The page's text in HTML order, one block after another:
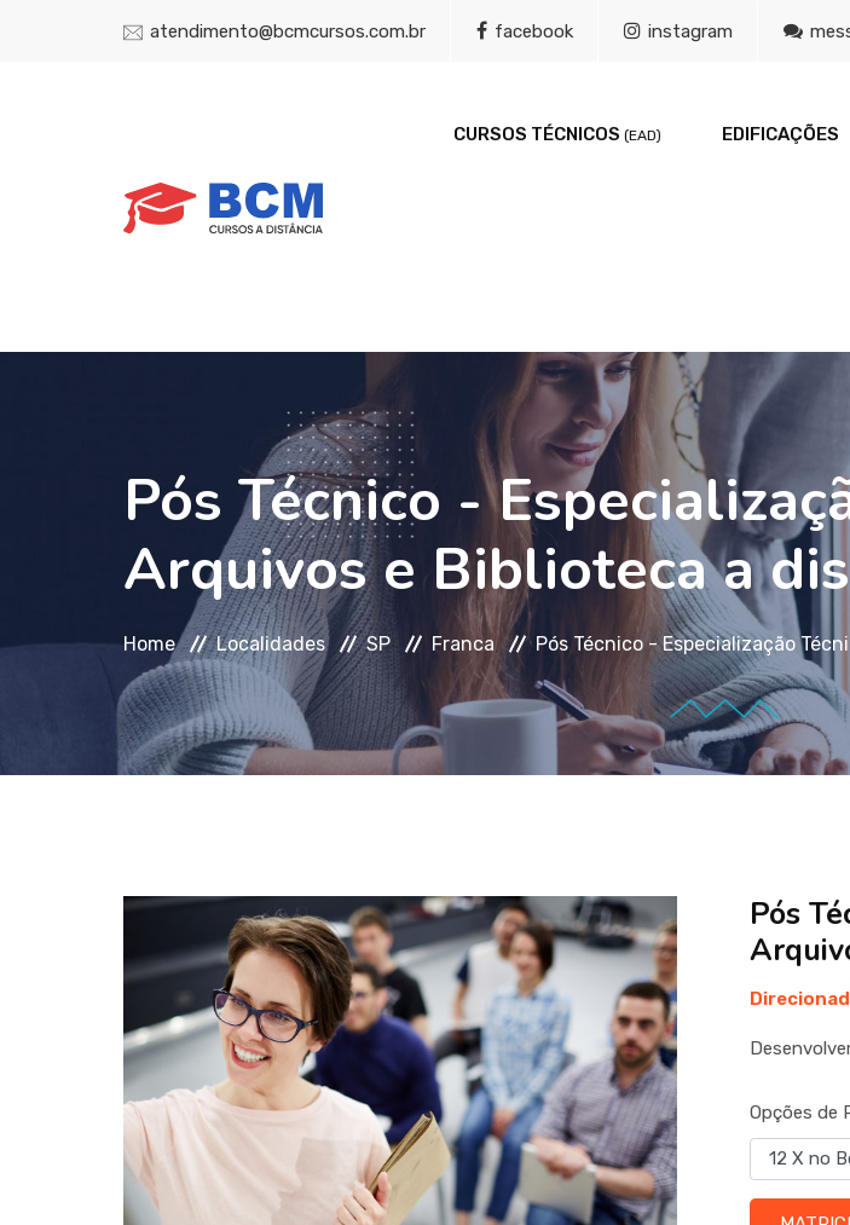
atendimento@bcmcursos.com.br facebook instagram
CURSOS TÉCNICOS (EAD) EDIFICAÇÕES
Pós Técnico -
Arquivos e Biblioteca a
Home Localidades SP Franca Pós Técnico - Especialização
Pós
Opções de